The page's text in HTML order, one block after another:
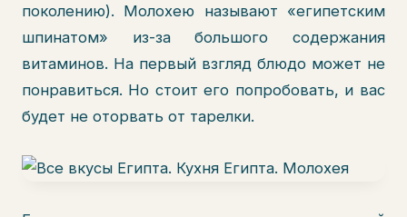
поколению). Молохею называют «египетским
шпинатом» из-за большого содержания
витаминов. На первый взгляд блюдо может не
понравиться. Но стоит его попробовать, и вас
будет не оторвать от тарелки.